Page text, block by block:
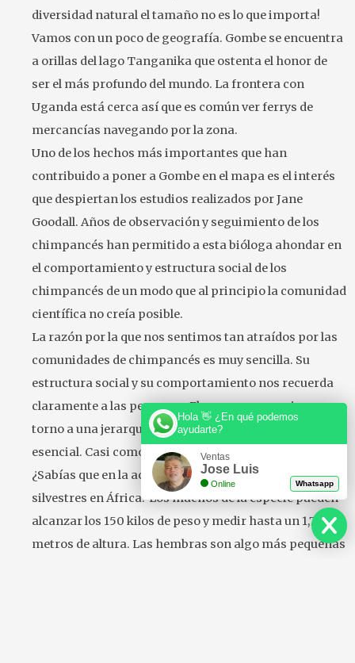
diversidad natural el tamaño no es lo que importa!
Vamos con un poco de geografía. Gombe se encuentra
a orillas del lago Tanganika que ostenta el honor de
ser el más profundo del mundo. La frontera con
Uganda está cerca así que es común ver ferrys de
mercancías navegando por la zona.
Uno de los hechos más importantes que han
contribuido a poner a Gombe en el mapa es el interés
que despiertan los estudios realizados por Jane
Goodall. Años de observación y seguimiento de los
chimpancés han permitido a esta bióloga ahondar en
el comportamiento y estructura social de los
chimpancés de un modo que al principio la comunidad
científica no creía posible.
La razón por la que nos sentimos tan atraídos por las
comunidades de chimpancés es muy sencilla. Su
estructura social y su comportamiento nos recuerda
claramente a las personas. El grupo se organiza en
torno a una jerarquía propia y el cuidado de las crías es
esencial. Casi como en una familia de seres humanos.
¿Sabías que en la actualidad sólo existen chimpancés
silvestres en África? Los machos de la especie pueden
alcanzar los 150 kilos de peso y medir hasta un 1,70
metros de altura. Las hembras son algo más pequeñas
Hola 👋 ¿En qué podemos
ayudarte?
Ventas
Jose Luis
Online Whatsapp